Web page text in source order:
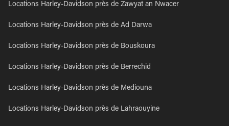
Locations Harley-Davidson près de Zawyat an Nwacer
Locations Harley-Davidson près de Ad Darwa
Locations Harley-Davidson près de Bouskoura
Locations Harley-Davidson près de Berrechid
Locations Harley-Davidson près de Mediouna
Locations Harley-Davidson près de Lahraouyine